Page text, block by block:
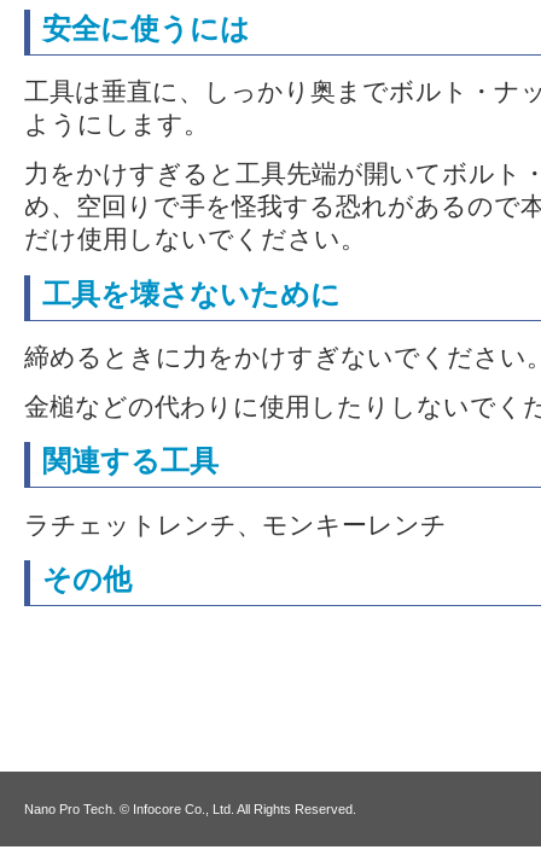
安全に使うには
工具は垂直に、しっかり奥までボルト・ナ
ようにします。
力をかけすぎると工具先端が開いてボルト
め、空回りで手を怪我する恐れがあるので
だけ使用しないでください。
工具を壊さないために
締めるときに力をかけすぎないでください
金槌などの代わりに使用したりしないでく
関連する工具
ラチェットレンチ、モンキーレンチ
その他
Nano Pro Tech. © Infocore Co., Ltd. All Rights Reserved.